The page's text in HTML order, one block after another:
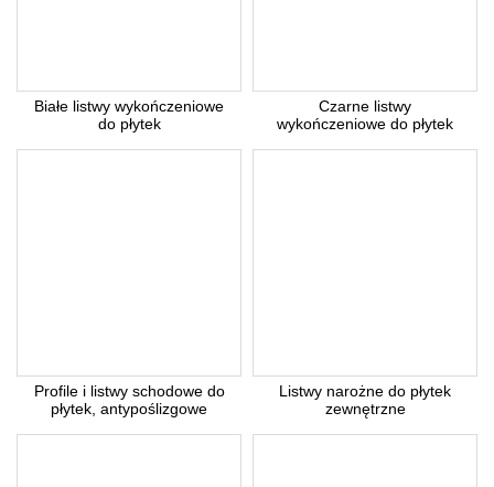
Białe listwy wykończeniowe
do płytek
Czarne listwy
wykończeniowe do płytek
Profile i listwy schodowe do
płytek, antypoślizgowe
Listwy narożne do płytek
zewnętrzne